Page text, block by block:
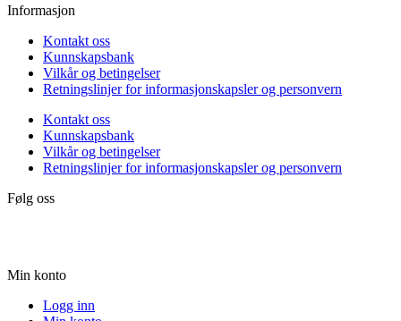
Informasjon
Kontakt oss
Kunnskapsbank
Vilkår og betingelser
Retningslinjer for informasjonskapsler og personvern
Kontakt oss
Kunnskapsbank
Vilkår og betingelser
Retningslinjer for informasjonskapsler og personvern
Følg oss
Min konto
Logg inn